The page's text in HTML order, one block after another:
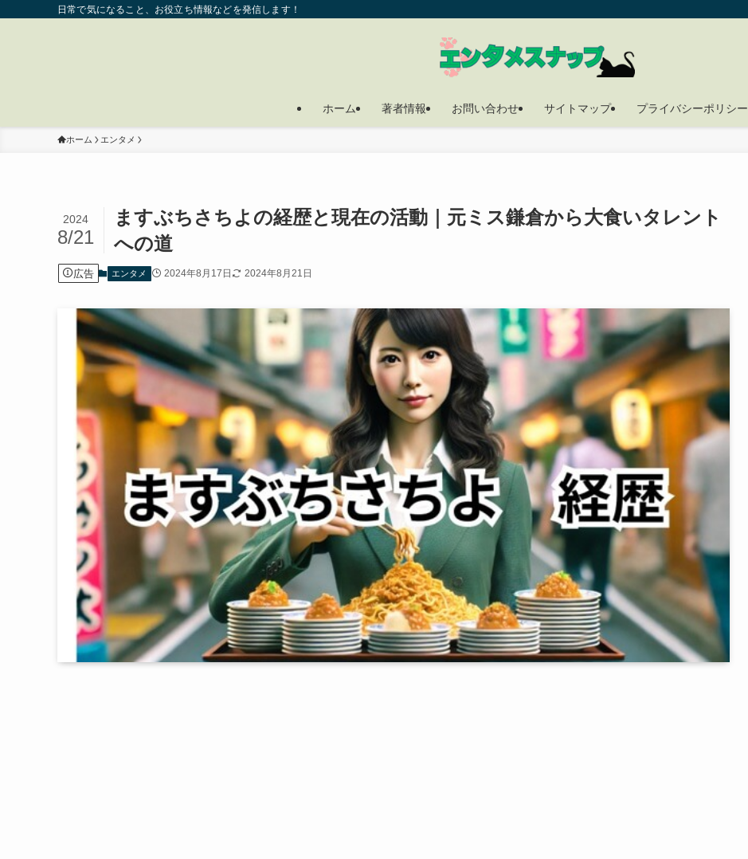
日常で気になること、お役立ち情報などを発信します！
ホーム 著者情報 お問い合わせ サイトマップ プライバシーポリシー
ホーム エンタメ
ますぶちさちよの経歴と現在の活動｜元ミス鎌倉から大食いタレント
への道
2024
8/21
広告 エンタメ 2024年8月17日 2024年8月21日